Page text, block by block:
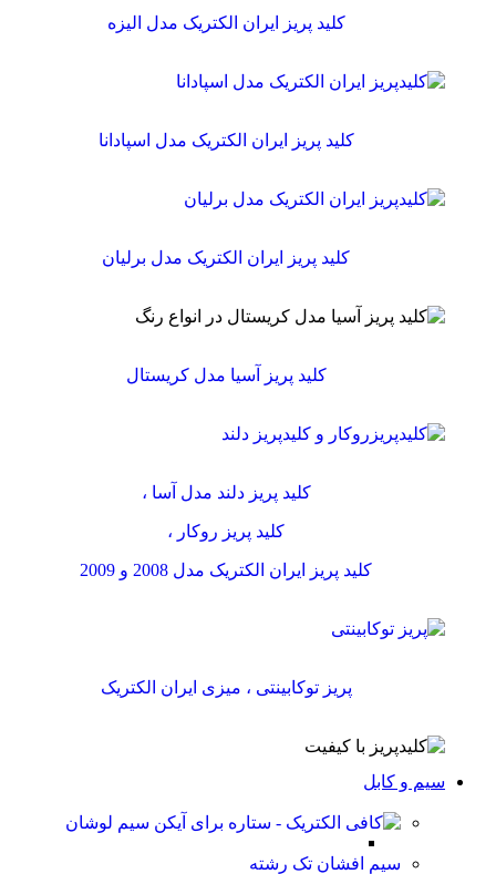
کلید پریز ایران الکتریک مدل الیزه
کلید پریز ایران الکتریک مدل اسپادانا
کلید پریز ایران الکتریک مدل برلیان
کلید پریز آسیا مدل کریستال
کلید پریز دلند مدل آسا ،
کلید پریز روکار ،
کلید پریز ایران الکتریک مدل 2008 و 2009
پریز توکابینتی ، میزی ایران الکتریک
سیم و کابل
سیم لوشان
سیم افشان تک رشته